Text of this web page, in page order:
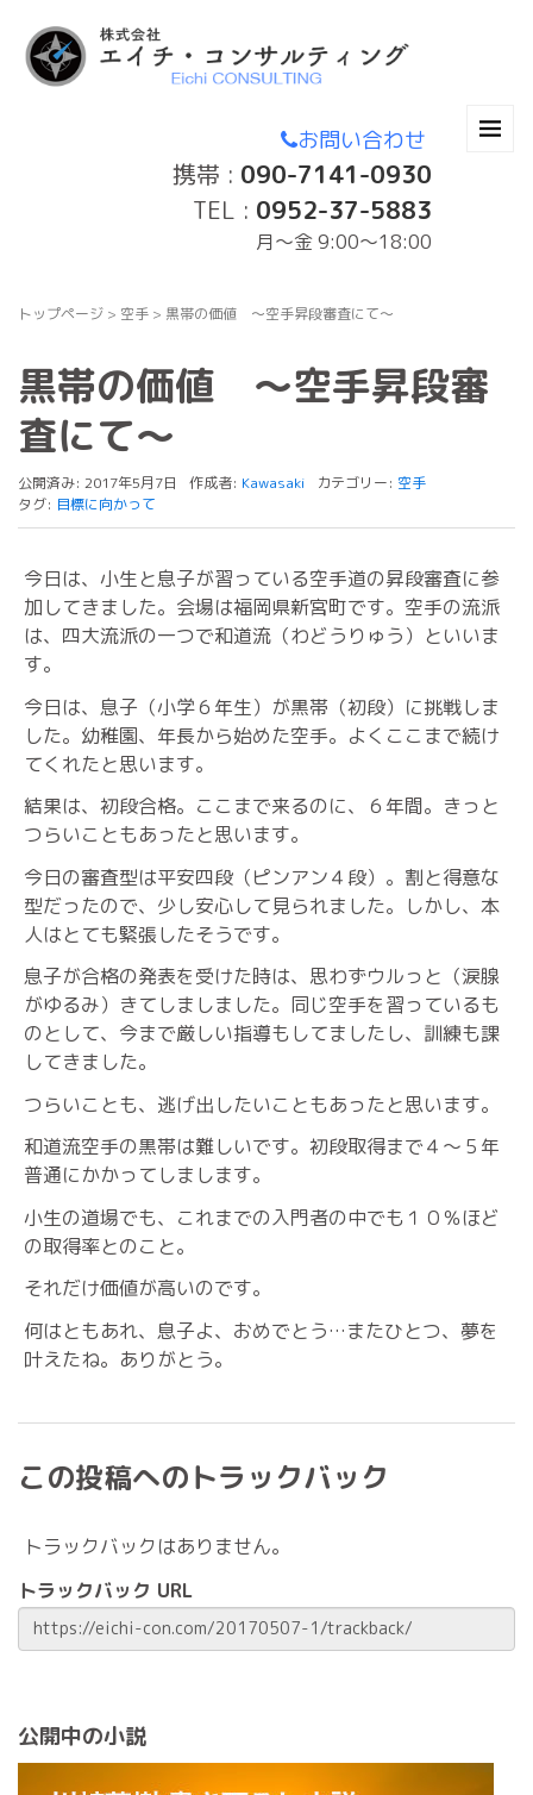
お問い合わせ
携帯 : 090-7141-0930
TEL : 0952-37-5883
月〜金 9:00～18:00
トップページ > 空手 > 黒帯の価値 〜空手昇段審査にて〜
黒帯の価値 〜空手昇段審
査にて〜
公開済み: 2017年5月7日 作成者: Kawasaki カテゴリー: 空手
タグ: 目標に向かって
今日は、小生と息子が習っている空手道の昇段審査に参
加してきました。会場は福岡県新宮町です。空手の流派
は、四大流派の一つで和道流（わどうりゅう）といいま
す。
今日は、息子（小学６年生）が黒帯（初段）に挑戦しま
した。幼稚園、年長から始めた空手。よくここまで続け
てくれたと思います。
結果は、初段合格。ここまで来るのに、６年間。きっと
つらいこともあったと思います。
今日の審査型は平安四段（ピンアン４段）。割と得意な
型だったので、少し安心して見られました。しかし、本
人はとても緊張したそうです。
息子が合格の発表を受けた時は、思わずウルっと（涙腺
がゆるみ）きてしましました。同じ空手を習っているも
のとして、今まで厳しい指導もしてましたし、訓練も課
してきました。
つらいことも、逃げ出したいこともあったと思います。
和道流空手の黒帯は難しいです。初段取得まで４〜５年
普通にかかってしまします。
小生の道場でも、これまでの入門者の中でも１０％ほど
の取得率とのこと。
それだけ価値が高いのです。
何はともあれ、息子よ、おめでとう…またひとつ、夢を
叶えたね。ありがとう。
この投稿へのトラックバック
トラックバックはありません。
トラックバック URL
公開中の小説